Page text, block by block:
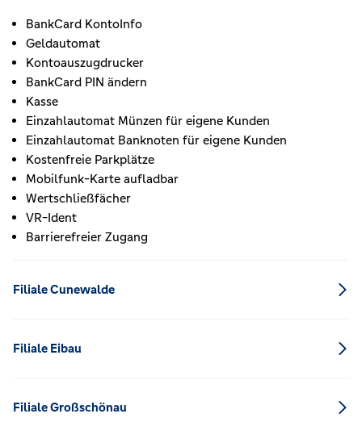
BankCard KontoInfo
Geldautomat
Kontoauszugdrucker
BankCard PIN ändern
Kasse
Einzahlautomat Münzen für eigene Kunden
Einzahlautomat Banknoten für eigene Kunden
Kostenfreie Parkplätze
Mobilfunk-Karte aufladbar
Wertschließfächer
VR-Ident
Barrierefreier Zugang
Filiale Cunewalde
Filiale Eibau
Filiale Großschönau